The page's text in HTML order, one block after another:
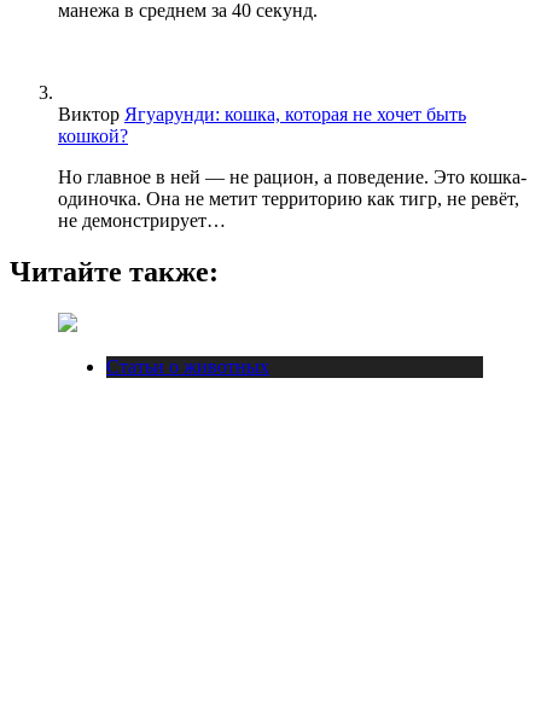
манежа в среднем за 40 секунд.
Виктор Ягуарунди: кошка, которая не хочет быть
кошкой?
Но главное в ней — не рацион, а поведение. Это кошка-
одиночка. Она не метит территорию как тигр, не ревёт,
не демонстрирует…
Читайте также:
Статьи о животных